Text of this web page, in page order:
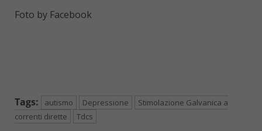
Foto by Facebook
Tags: autismo Depressione
Stimolazione Galvanica a
correnti dirette
Tdcs